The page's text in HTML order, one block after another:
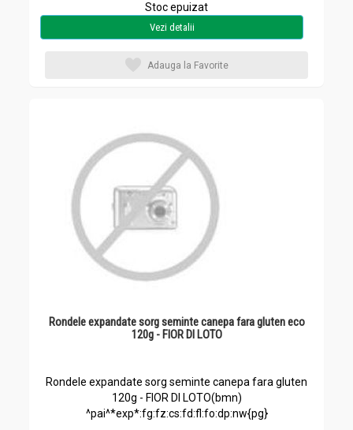
Stoc epuizat
Vezi detalii
Adauga la Favorite
Rondele expandate sorg seminte canepa fara gluten eco
120g - FIOR DI LOTO
Rondele expandate sorg seminte canepa fara gluten
120g - FIOR DI LOTO(bmn)
^pai^*exp*:fg:fz:cs:fd:fl:fo:dp:nw{pg}